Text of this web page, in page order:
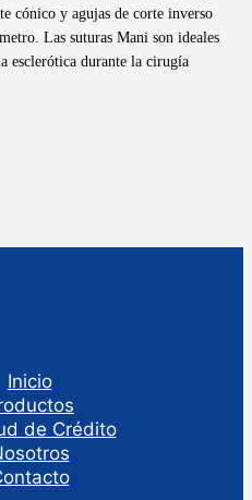
cónico y agujas de corte inverso
Las suturas Mani son ideales
esclerótica durante la cirugía
Inicio
de Crédito